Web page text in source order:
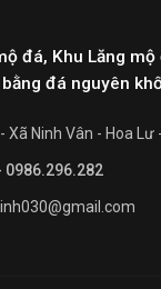
đá, Khu Lăng
đá nguyên
Xã Ninh Vân - Hoa Lư
0986.296.282